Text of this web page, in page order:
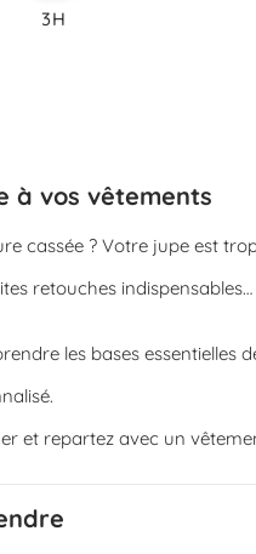
3H
à vos vêtements
cassée ? Votre jupe est
retouches
les bases
et repartez avec un